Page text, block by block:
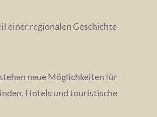
einer regionalen Geschichte
neue Möglichkeiten für
Hotels und touristische